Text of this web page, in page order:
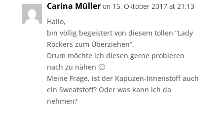
Carina Müller on 15. Oktober 2017 at 21:13
Hallo,
bin völlig begeistert von diesem tollen “Lady
Rockers zum Überziehen”.
Drum möchte ich diesen gerne probieren
nach zu nähen 🙂
Meine Frage, ist der Kapuzen-Innenstoff auch
ein Sweatstoff? Oder was kann ich da
nehmen?